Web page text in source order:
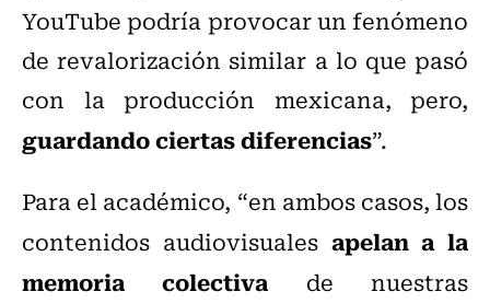
YouTube podría provocar un fenómeno
de revalorización similar a lo que pasó
con la producción mexicana, pero,
guardando ciertas diferencias”.
Para el académico, “en ambos casos, los
contenidos audiovisuales apelan a la
memoria colectiva de nuestras